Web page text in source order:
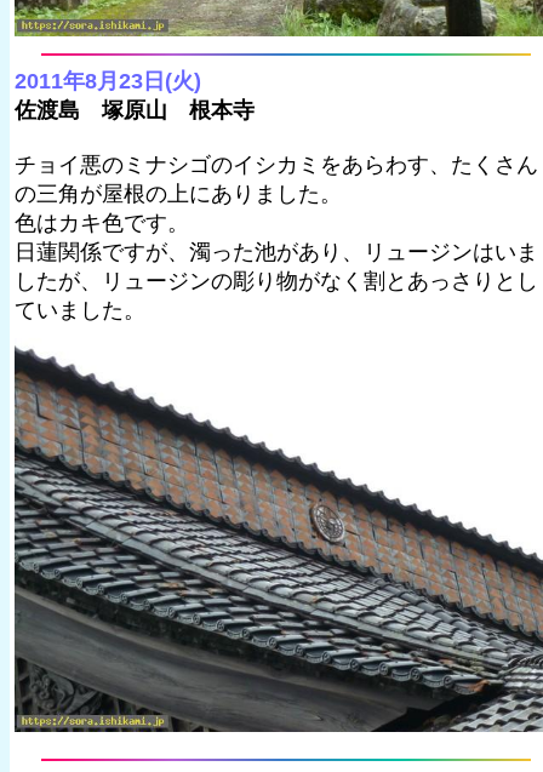
2011年8月23日(火)
佐渡島 塚原山 根本寺
チョイ悪のミナシゴのイシカミをあらわす、たくさん
の三角が屋根の上にありました。
色はカキ色です。
日蓮関係ですが、濁った池があり、リュージンはいま
したが、リュージンの彫り物がなく割とあっさりとし
ていました。